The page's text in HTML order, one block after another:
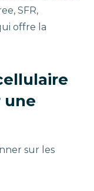
SFR,
offre la
une
sur les